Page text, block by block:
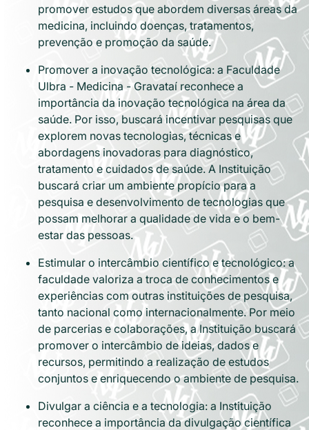
promover estudos que abordem diversas áreas da
medicina, incluindo doenças, tratamentos,
prevenção e promoção da saúde.
Promover a inovação tecnológica: a Faculdade
Ulbra - Medicina - Gravataí reconhece a
importância da inovação tecnológica na área da
saúde. Por isso, buscará incentivar pesquisas que
explorem novas tecnologias, técnicas e
abordagens inovadoras para diagnóstico,
tratamento e cuidados de saúde. A Instituição
buscará criar um ambiente propício para a
pesquisa e desenvolvimento de tecnologias que
possam melhorar a qualidade de vida e o bem-
estar das pessoas.
Estimular o intercâmbio científico e tecnológico: a
faculdade valoriza a troca de conhecimentos e
experiências com outras instituições de pesquisa,
tanto nacional como internacionalmente. Por meio
de parcerias e colaborações, a Instituição buscará
promover o intercâmbio de ideias, dados e
recursos, permitindo a realização de estudos
conjuntos e enriquecendo o ambiente de pesquisa.
Divulgar a ciência e a tecnologia: a Instituição
reconhece a importância da divulgação científica